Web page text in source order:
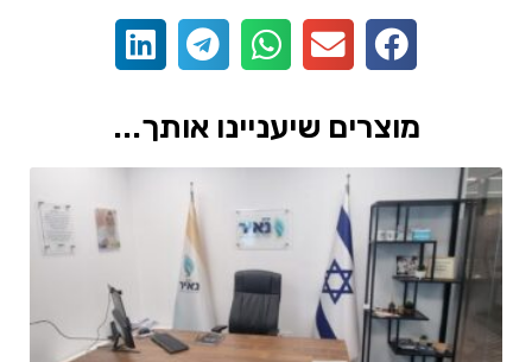
מוצרים שיעניינו אותך...